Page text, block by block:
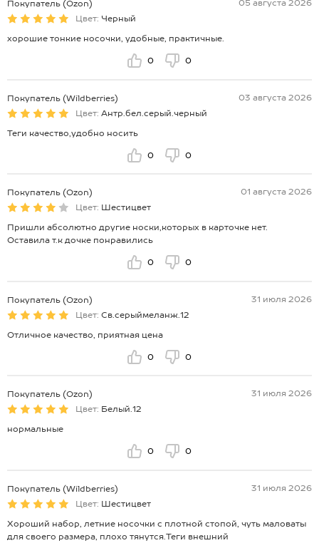
Покупатель (Ozon)
05 августа 2026
Цвет: Черный
хорошие тонкие носочки, удобные, практичные.
0 0
Покупатель (Wildberries)
03 августа 2026
Цвет: Антр.бел.серый.черный
Теги качество,удобно носить
0 0
Покупатель (Ozon)
01 августа 2026
Цвет: Шестицвет
Пришли абсолютно другие носки,которых в карточке нет.
Оставила т.к дочке понравились
0 0
Покупатель (Ozon)
31 июля 2026
Цвет: Св.серыймеланж.12
Отличное качество, приятная цена
0 0
Покупатель (Ozon)
31 июля 2026
Цвет: Белый.12
нормальные
0 0
Покупатель (Wildberries)
31 июля 2026
Цвет: Шестицвет
Хороший набор, летние носочки с плотной стопой, чуть маловаты
для своего размера, плохо тянутся.Теги внешний